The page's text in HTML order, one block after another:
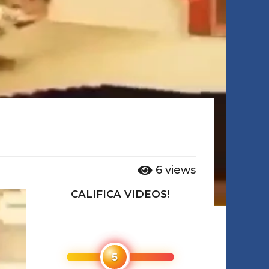
6 views
CALIFICA VIDEOS!